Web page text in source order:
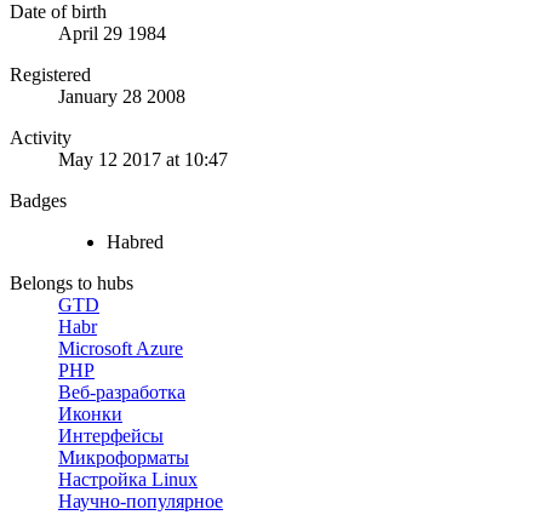
Date of birth
April 29 1984
Registered
January 28 2008
Activity
May 12 2017 at 10:47
Badges
Habred
Belongs to hubs
GTD
Habr
Microsoft Azure
PHP
Веб-разработка
Иконки
Интерфейсы
Микроформаты
Настройка Linux
Научно-популярное